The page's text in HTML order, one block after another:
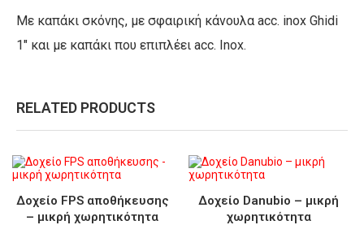
Με καπάκι σκόνης, με σφαιρική κάνουλα acc. inox Ghidi
1" και με καπάκι που επιπλέει acc. Inox.
RELATED PRODUCTS
Δοχείο FPS αποθήκευσης
– μικρή χωρητικότητα
Δοχείο Danubio – μικρή
χωρητικότητα